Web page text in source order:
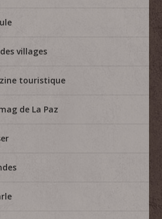
villages
touristique
de La Paz